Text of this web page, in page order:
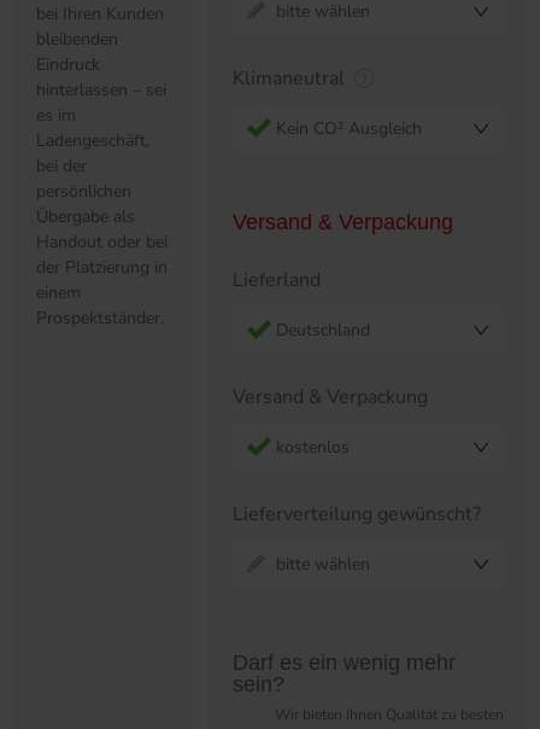
bei Ihren Kunden
bleibenden
Eindruck
hinterlassen – sei
es im
Ladengeschäft,
bei der
persönlichen
Übergabe als
Handout oder bei
der Platzierung in
einem
Prospektständer.
bitte wählen
Klimaneutral
Kein CO² Ausgleich
Versand & Verpackung
Lieferland
Deutschland
Versand & Verpackung
kostenlos
Lieferverteilung gewünscht?
bitte wählen
Darf es ein wenig mehr
sein?
Wir bieten Ihnen Qualität zu besten